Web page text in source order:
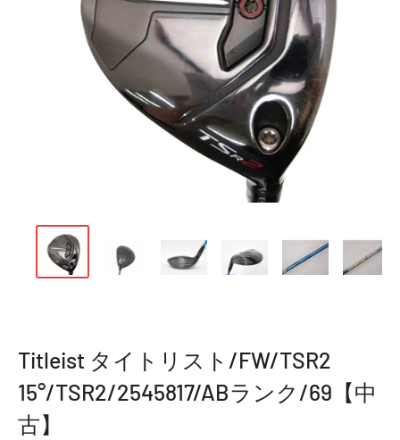
Titleist タイトリスト/FW/TSR2
15°/TSR2/2545817/ABランク/69【中
古】